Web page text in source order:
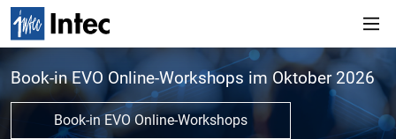
Book-in EVO Online-Workshops im Oktober 2026
Book-in EVO Online-Workshops